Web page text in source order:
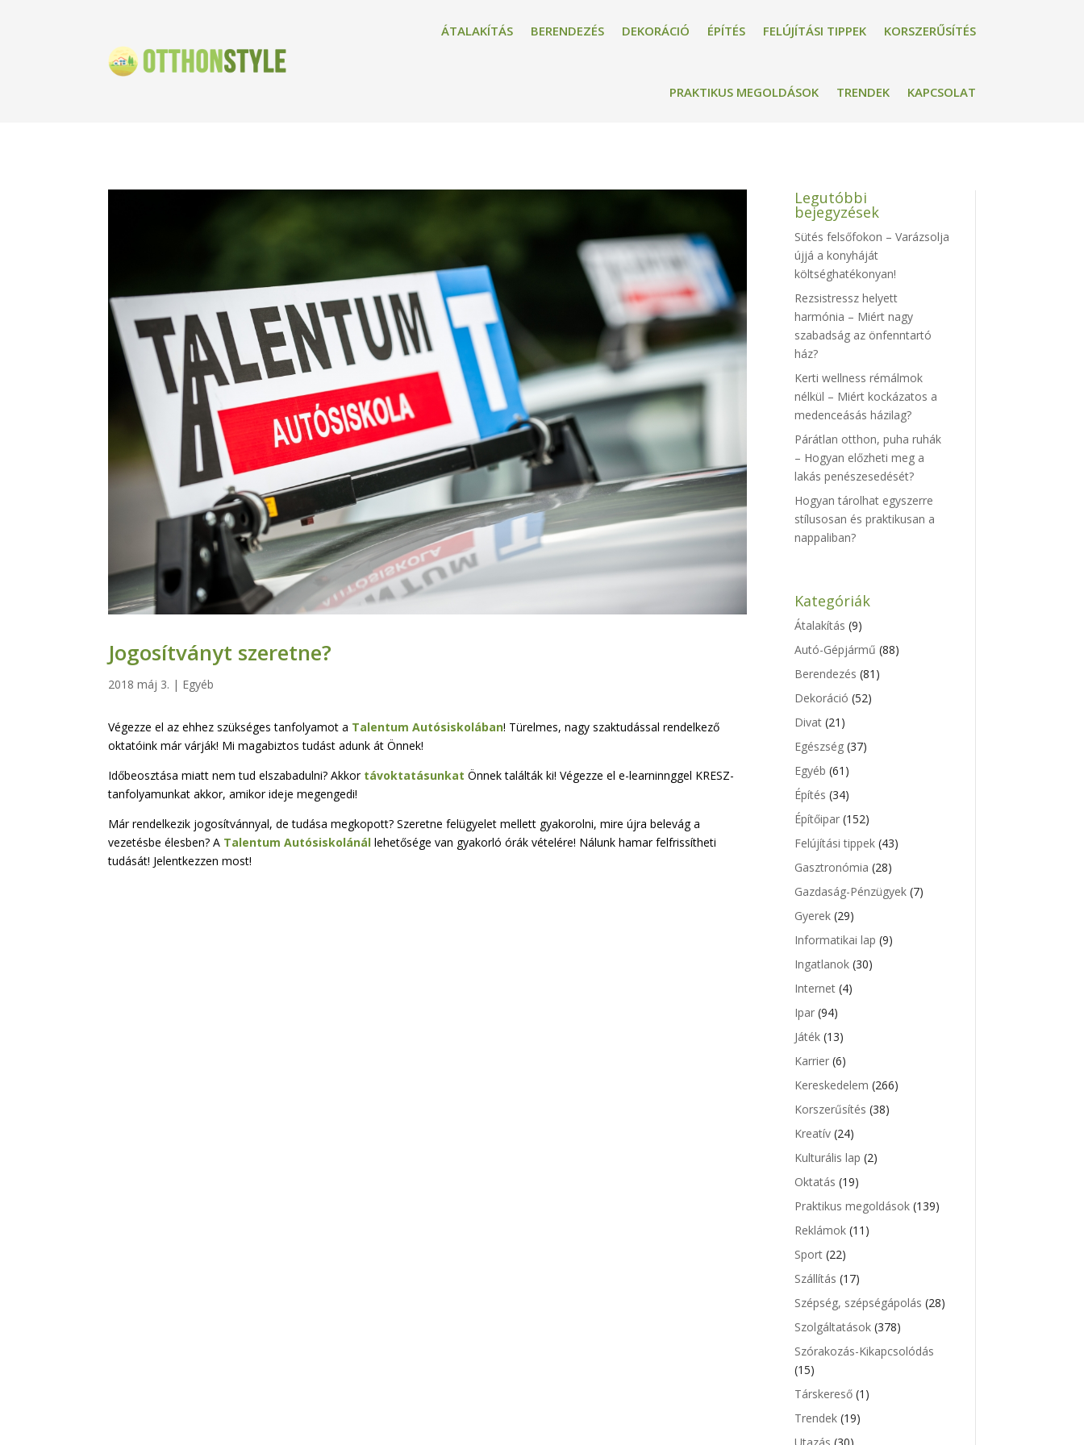
ÁTALAKÍTÁS BERENDEZÉS DEKORÁCIÓ ÉPÍTÉS FELÚJÍTÁSI TIPPEK KORSZERŰSÍTÉS
PRAKTIKUS MEGOLDÁSOK TRENDEK KAPCSOLAT
Jogosítványt szeretne?
2018 máj 3. | Egyéb
Végezze el az ehhez szükséges tanfolyamot a Talentum Autósiskolában! Türelmes, nagy szaktudással rendelkező
oktatóink már várják! Mi magabiztos tudást adunk át Önnek!
Időbeosztása miatt nem tud elszabadulni? Akkor távoktatásunkat Önnek találták ki! Végezze el e-learninnggel KRESZ-
tanfolyamunkat akkor, amikor ideje megengedi!
Már rendelkezik jogosítvánnyal, de tudása megkopott? Szeretne felügyelet mellett gyakorolni, mire újra belevág a
vezetésbe élesben? A Talentum Autósiskolánál lehetősége van gyakorló órák vételére! Nálunk hamar felfrissítheti
tudását! Jelentkezzen most!
Legutóbbi
bejegyzések
Sütés felsőfokon – Varázsolja
újjá a konyháját
költséghatékonyan!
Rezsistressz helyett
harmónia – Miért nagy
szabadság az önfenntartó
ház?
Kerti wellness rémálmok
nélkül – Miért kockázatos a
medenceásás házilag?
Párátlan otthon, puha ruhák
– Hogyan előzheti meg a
lakás penészesedését?
Hogyan tárolhat egyszerre
stílusosan és praktikusan a
nappaliban?
Kategóriák
Átalakítás (9)
Autó-Gépjármű (88)
Berendezés (81)
Dekoráció (52)
Divat (21)
Egészség (37)
Egyéb (61)
Építés (34)
Építőipar (152)
Felújítási tippek (43)
Gasztronómia (28)
Gazdaság-Pénzügyek (7)
Gyerek (29)
Informatikai lap (9)
Ingatlanok (30)
Internet (4)
Ipar (94)
Játék (13)
Karrier (6)
Kereskedelem (266)
Korszerűsítés (38)
Kreatív (24)
Kulturális lap (2)
Oktatás (19)
Praktikus megoldások (139)
Reklámok (11)
Sport (22)
Szállítás (17)
Szépség, szépségápolás (28)
Szolgáltatások (378)
Szórakozás-Kikapcsolódás
(15)
Társkereső (1)
Trendek (19)